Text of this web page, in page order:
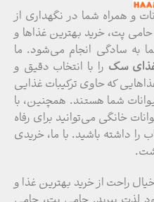
و همراه شما در نگهداری از
پت، خرید بهترین غذاها و
به سادگی انجام می‌شود. ما
سگ را با انتخاب دقیق و
که حاوی ترکیبات غذایی
شما هستند. همچنین، با
خانگی می‌توانید برای رفاه
را داشته باشید. با ما، خریدی
راحت از خرید بهترین‌ غذا و